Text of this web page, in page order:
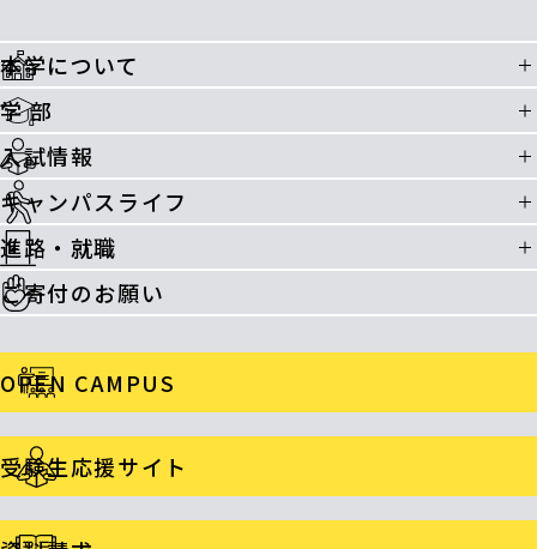
本学について
学 部
入試情報
キャンパスライフ
進路・就職
ご寄付のお願い
OPEN CAMPUS
受験生応援サイト